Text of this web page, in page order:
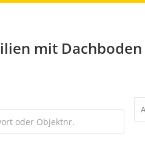
mit Dachboden